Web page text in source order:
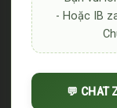
- Hoặc IB
💬 CHAT